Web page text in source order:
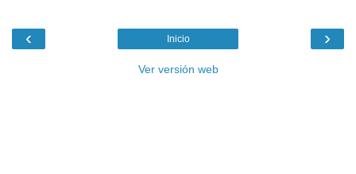
‹ ›
Inicio
Ver versión web